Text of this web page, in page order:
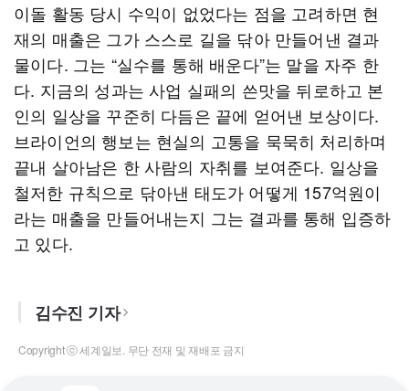
이돌 활동 당시 수익이 없었다는 점을 고려하면 현
재의 매출은 그가 스스로 길을 닦아 만들어낸 결과
물이다. 그는 “실수를 통해 배운다”는 말을 자주 한
다. 지금의 성과는 사업 실패의 쓴맛을 뒤로하고 본
인의 일상을 꾸준히 다듬은 끝에 얻어낸 보상이다.
브라이언의 행보는 현실의 고통을 묵묵히 처리하며
끝내 살아남은 한 사람의 자취를 보여준다. 일상을
철저한 규칙으로 닦아낸 태도가 어떻게 157억원이
라는 매출을 만들어내는지 그는 결과를 통해 입증하
고 있다.
김수진 기자
Copyright ⓒ 세계일보. 무단 전재 및 재배포 금지